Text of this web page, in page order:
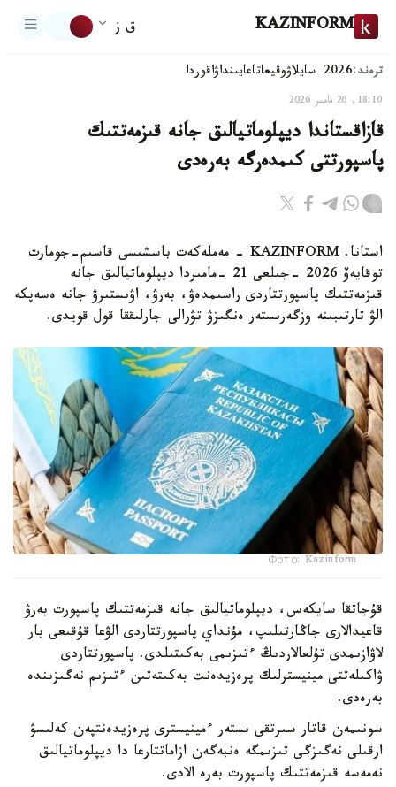
KAZINFORM ق ز
ترەند:2026-سايلاۋ وقيعاتاعايىنداۋاقوردا
18:10, 26 مامىر 2026
قازاقستاندا ديپلوماتيالىق جانە قىزمەتتىك
پاسپورتتى كىمدەرگە بەرەدى
استانا. KAZINFORM - مەملەكەت باسشىسى قاسىم-جومارت
توقايەۆ 2026 -جىلعى 21 -مامىردا ديپلوماتيالىق جانە
قىزمەتتىك پاسپورتتاردى راسىمدەۋ، بەرۋ، اۋىستىرۋ جانە ەسەپكە
الۋ تارتىبىنە وزگەرىستەر ەنگىزۋ تۋرالى جارلىققا قول قويدى.
Фото: Kazinform
قۇجاتقا سايكەس، ديپلوماتيالىق جانە قىزمەتتىك پاسپورت بەرۋ
قاعيدالارى جاڭارتىلىپ، مۇنداي پاسپورتتاردى الۋعا قۇقىعى بار
لاۋازىمدى تۇلعالاردىڭ ءتىزىمى بەكىتىلدى. پاسپورتتاردى
ۋاكىلەتتى مينيسترلىك پرەزيدەنت بەكىتەتىن ءتىزىم نەگىزىندە
بەرەدى.
سونىمەن قاتار سىرتقى ىستەر ءمينيسترى پرەزيدەنتپەن كەلىسۋ
ارقىلى نەگىزگى تىزىمگە ەنبەگەن ازاماتتارعا دا ديپلوماتيالىق
نەمەسە قىزمەتتىك پاسپورت بەرە الادى.